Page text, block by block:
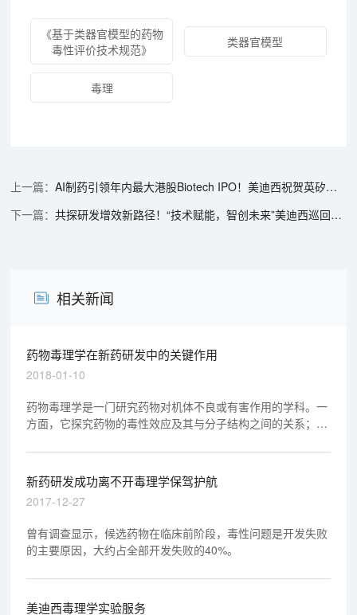
《基于类器官模型的药物
毒性评价技术规范》
类器官模型
毒理
AI制药引领年内最大港股Biotech IPO！美迪西祝贺英矽智能挂牌港交所
共探研发增效新路径！“技术赋能，智创未来”美迪西巡回研讨会上海站圆满落幕
相关新闻
药物毒理学在新药研发中的关键作用
2018-01-10
药物毒理学是一门研究药物对机体不良或有害作用的学科。一
方面，它探究药物的毒性效应及其与分子结构之间的关系；另
规律，并阐明机体防御体系对药物毒性的影响。
新药研发成功离不开毒理学保驾护航
2017-12-27
曾有调查显示，候选药物在临床前阶段，毒性问题是开发失败
的主要原因，大约占全部开发失败的40%。
美迪西毒理学实验服务